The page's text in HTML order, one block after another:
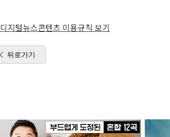
디지털뉴스콘텐츠 이용규칙 보기
뒤로가기